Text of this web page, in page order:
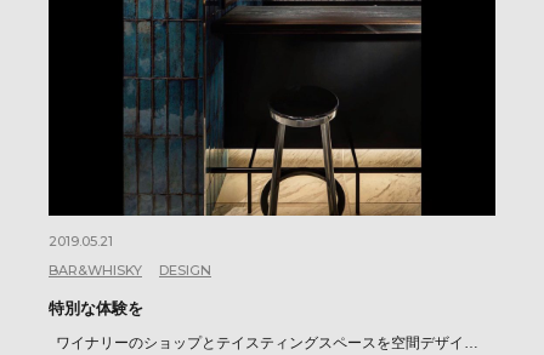
2019.05.21
BAR&WHISKY
DESIGN
特別な体験を
ワイナリーのショップとテイスティングスペースを空間デザイ…